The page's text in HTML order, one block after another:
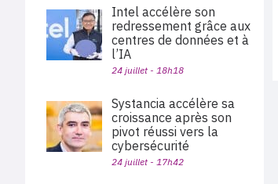
Intel accélère son
redressement grâce aux
centres de données et à
l’IA
24 juillet - 18h18
Systancia accélère sa
croissance après son
pivot réussi vers la
cybersécurité
24 juillet - 17h42